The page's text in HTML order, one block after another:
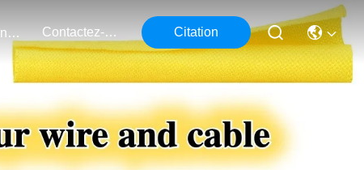
Événements Contactez-Nous Citation